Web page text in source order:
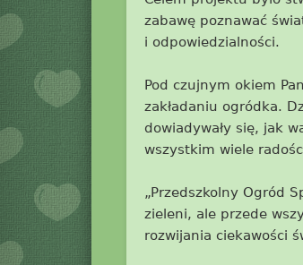
zabawę poznawać
i odpowiedzialności.
Pod czujnym okiem
zakładaniu ogródka.
dowiadywały się, jak
wszystkim wiele
„Przedszkolny Ogród
zieleni, ale przede
rozwijania ciekawości